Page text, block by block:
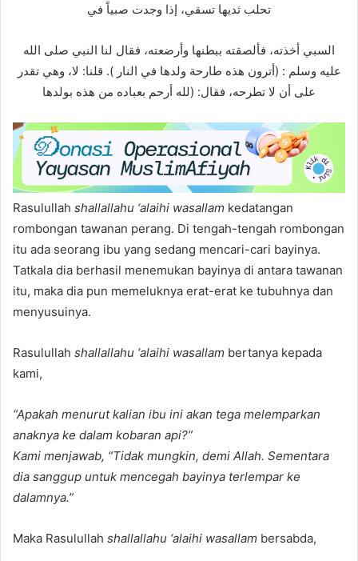
ﺗﺤﻠﺐ ﺛﺪﻳﻬﺎ ﺗﺴﻘﻲ، ﺇﺫﺍ ﻭﺟﺪﺕ ﺻﺒﻴﺎً ﻓﻲ
ﺍﻟﺴﺒﻲ ﺃﺧﺬﺗﻪ، ﻓﺄﻟﺼﻘﺘﻪ ﺑﺒﻄﻨﻬﺎ ﻭﺃﺭﺿﻌﺘﻪ، ﻓﻘﺎﻝ ﻟﻨﺎ ﺍﻟﻨﺒﻲ ﺻﻠﻰ ﺍﻟﻠﻪ
ﻋﻠﻴﻪ ﻭﺳﻠﻢ : (ﺃﺗﺮﻭﻥ ﻫﺬﻩ ﻃﺎﺭﺣﺔ ﻭﻟﺪﻫﺎ ﻓﻲ ﺍﻟﻨﺎﺭ ). ﻗﻠﻨﺎ: ﻻ، ﻭﻫﻲ ﺗﻘﺪﺭ
ﻋﻠﻰ ﺃﻥ ﻻ ﺗﻄﺮﺣﻪ، ﻓﻘﺎﻝ: (ﻟﻠﻪ ﺃﺭﺣﻢ ﺑﻌﺒﺎﺩﻩ ﻣﻦ ﻫﺬﻩ ﺑﻮﻟﺪﻫﺎ
Rasulullah shallallahu ‘alaihi wasallam kedatangan
rombongan tawanan perang. Di tengah-tengah rombongan
itu ada seorang ibu yang sedang mencari-cari bayinya.
Tatkala dia berhasil menemukan bayinya di antara tawanan
itu, maka dia pun memeluknya erat-erat ke tubuhnya dan
menyusuinya.
Rasulullah shallallahu ‘alaihi wasallam bertanya kepada
kami,
“Apakah menurut kalian ibu ini akan tega melemparkan
anaknya ke dalam kobaran api?”
Kami menjawab, “Tidak mungkin, demi Allah. Sementara
dia sanggup untuk mencegah bayinya terlempar ke
dalamnya.”
Maka Rasulullah shallallahu ‘alaihi wasallam bersabda,